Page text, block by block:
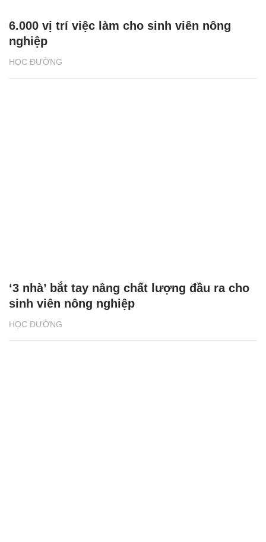
HỌC ĐƯỜNG
6.000 vị trí việc làm cho sinh viên nông
nghiệp
HỌC ĐƯỜNG
‘3 nhà’ bắt tay nâng chất lượng đầu ra cho
sinh viên nông nghiệp